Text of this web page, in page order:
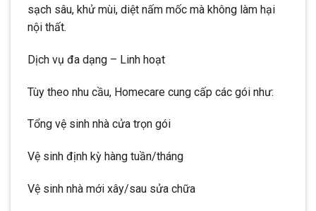
sạch sâu, khử mùi, diệt nấm mốc mà không làm hại
nội thất.
Dịch vụ đa dạng – Linh hoạt
Tùy theo nhu cầu, Homecare cung cấp các gói như:
Tổng vệ sinh nhà cửa trọn gói
Vệ sinh định kỳ hàng tuần/tháng
Vệ sinh nhà mới xây/sau sửa chữa